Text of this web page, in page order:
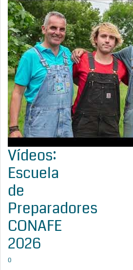
Vídeos:
Escuela
de
Preparadores
CONAFE
2026
0